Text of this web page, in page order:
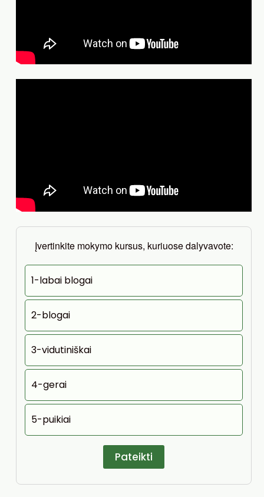
Įvertinkite mokymo kursus, kuriuose dalyvavote:
1-labai blogai
2-blogai
3-vidutiniškai
4-gerai
5-puikiai